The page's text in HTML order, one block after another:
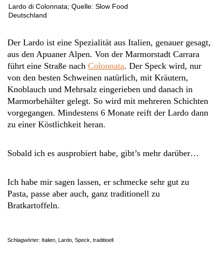
Lardo di Colonnata; Quelle: Slow Food
Deutschland
Der Lardo ist eine Spezialität aus Italien, genauer gesagt,
aus den Apuaner Alpen. Von der Marmorstadt Carrara
führt eine Straße nach Colonnata. Der Speck wird, nur
von den besten Schweinen natürlich, mit Kräutern,
Knoblauch und Mehrsalz eingerieben und danach in
Marmorbehälter gelegt. So wird mit mehreren Schichten
vorgegangen. Mindestens 6 Monate reift der Lardo dann
zu einer Köstlichkeit heran.
Sobald ich es ausprobiert habe, gibt’s mehr darüber…
Ich habe mir sagen lassen, er schmecke sehr gut zu
Pasta, passe aber auch, ganz traditionell zu
Bratkartoffeln.
Schlagwörter: Italien Lardo Speck traditioell